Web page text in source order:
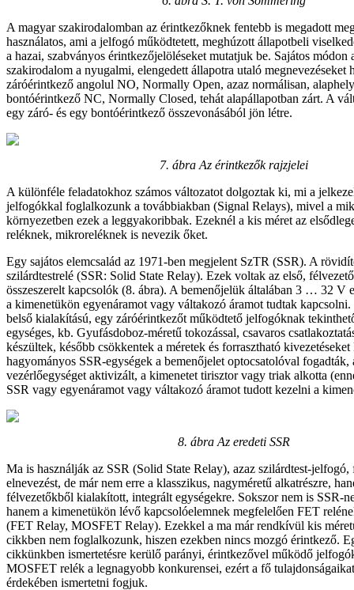
A magyar szakirodalomban az érintkezőknek fentebb is megadott
használatos, ami a jelfogó működtetett, meghúzott állapotbeli
a hazai, szabványos érintkezőjelöléseket mutatjuk be. Sajátos módon
szakirodalom a nyugalmi, elengedett állapotra utaló megnevezéseket
záróérintkező angolul NO, Normally Open, azaz normálisan,
bontóérintkező NC, Normally Closed, tehát alapállapotban zárt. A
egy záró- és egy bontóérintkező összevonásából jön létre.
7. ábra Az érintkezők rajzjelei
A különféle feladatokhoz számos változatot dolgoztak ki, mi a
jelfogókkal foglalkozunk a továbbiakban (Signal Relays), mivel a
környezetben ezek a leggyakoribbak. Ezeknél a kis méret az
reléknek, mikroreléknek is nevezik őket.
Egy sajátos elemcsalád az 1971-ben megjelent SzTR (SSR). A
szilárdtestrelé (SSR: Solid State Relay). Ezek voltak az első,
összeszerelt kapcsolók (8. ábra). A bemenőjelük általában 3 … 32 V
a kimenetükön egyenáramot vagy váltakozó áramot tudtak kapcsolni.
belső kialakítású, egy záróérintkezőt működtető jelfogóknak
egységes, kb. Gyufásdoboz-méretű tokozással, csavaros
készültek, később csökkentek a méretek és forrasztható
hagyományos SSR-egységek a bemenőjelet optocsatolóval fogadták,
vezérlőegységet aktivizált, a kimenetet tirisztor vagy triak alkotta
SSR vagy egyenáramot vagy váltakozó áramot tudott kezelni a
8. ábra Az eredeti SSR
Ma is használják az SSR (Solid State Relay), azaz szilárdtest-
elnevezést, de már nem erre a klasszikus, nagyméretű alkatrészre,
félvezetőkből kialakított, integrált egységekre. Sokszor nem is SSR-
hanem a kimenetükön lévő kapcsolóelemnek megfelelően FET
(FET Relay, MOSFET Relay). Ezekkel a ma már rendkívül kis
cikkben nem foglalkozunk, hiszen ezekben nincs mozgó érintkező.
cikkünkben ismertetésre kerülő parányi, érintkezővel működő
MOSFET relék a legnagyobb konkurensei, ezért a fő
érdekében ismertetni fogjuk.